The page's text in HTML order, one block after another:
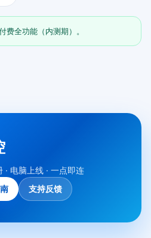
费全功能（内测期）。
· 电脑上线 · 一点即连
支持反馈